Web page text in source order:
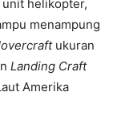
helikopter,
menampung
ukuran
Landing Craft
Amerika